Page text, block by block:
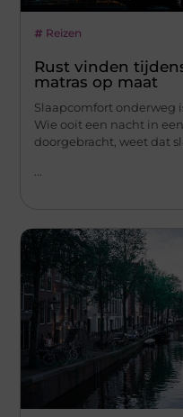
Reizen
Rust vinden
matras op maat
Slaapcomfort onderweg
Wie ooit een nacht in
doorgebracht, weet dat